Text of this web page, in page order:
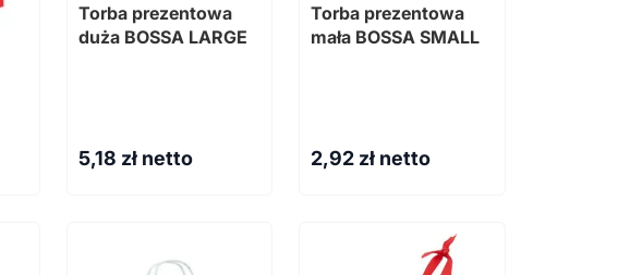
Torba prezentowa
duża BOSSA LARGE
5,18 zł netto
Torba prezentowa
mała BOSSA SMALL
2,92 zł netto